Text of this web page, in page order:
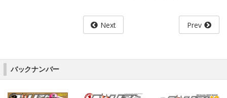
Next Prev
バックナンバー